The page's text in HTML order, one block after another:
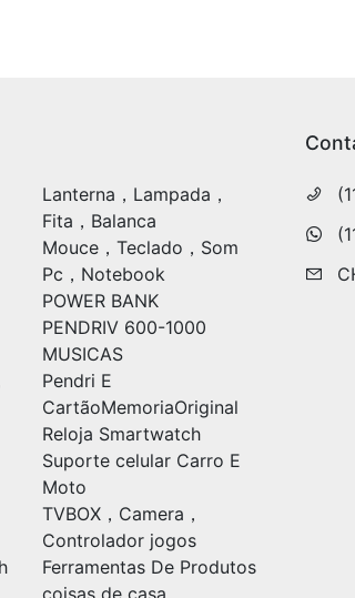
Lanterna，Lampada，
Fita，Balanca
Mouce，Teclado，Som
Pc，Notebook
POWER BANK
PENDRIV 600-1000
MUSICAS
Pendri E
CartãoMemoriaOriginal
Reloja Smartwatch
Suporte celular Carro E
Moto
TVBOX，Camera，
Controlador jogos
Ferramentas De Produtos
coisas de casa